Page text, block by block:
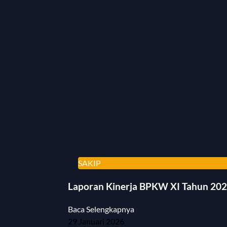
SAKIP
Laporan Kinerja BPKW XI Tahun
Baca Selengkapnya
29 Januari 2026